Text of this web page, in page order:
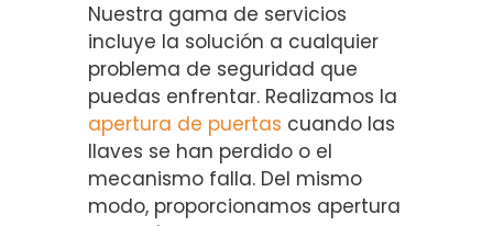
Nuestra gama de servicios
incluye la solución a cualquier
problema de seguridad que
puedas enfrentar. Realizamos la
apertura de puertas cuando las
llaves se han perdido o el
mecanismo falla. Del mismo
modo, proporcionamos apertura